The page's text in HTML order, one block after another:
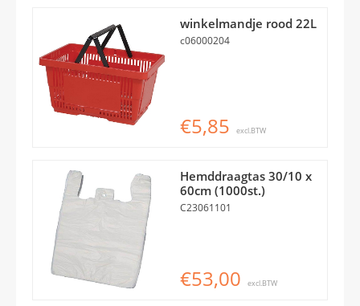
winkelmandje rood 22L
c06000204
€5,85 excl.BTW
Hemddraagtas 30/10 x
60cm (1000st.)
C23061101
€53,00 excl.BTW